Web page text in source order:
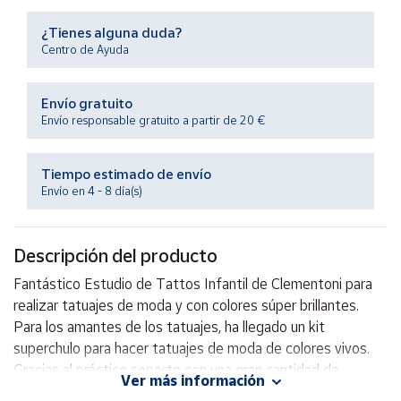
Productos
Solidarios
Ayuda
Centro
Contacto
Vendedores
Mapa de
vendedores
Hazte
vendedor
Área
¿Tienes alguna duda?
Centro de Ayuda
Envío gratuito
Envío responsable gratuito a partir de 20 €
Tiempo estimado de envío
Envío en 4 - 8 día(s)
Descripción del producto
Fantástico Estudio de Tattos Infantil de Clementoni para
realizar tatuajes de moda y con colores súper brillantes.
Para los amantes de los tatuajes, ha llegado un kit
superchulo para hacer tatuajes de moda de colores vivos.
Gracias al práctico soporte con una gran cantidad de
accesorios será muy fácil dar rienda suelta a la imaginación y
Ver más información